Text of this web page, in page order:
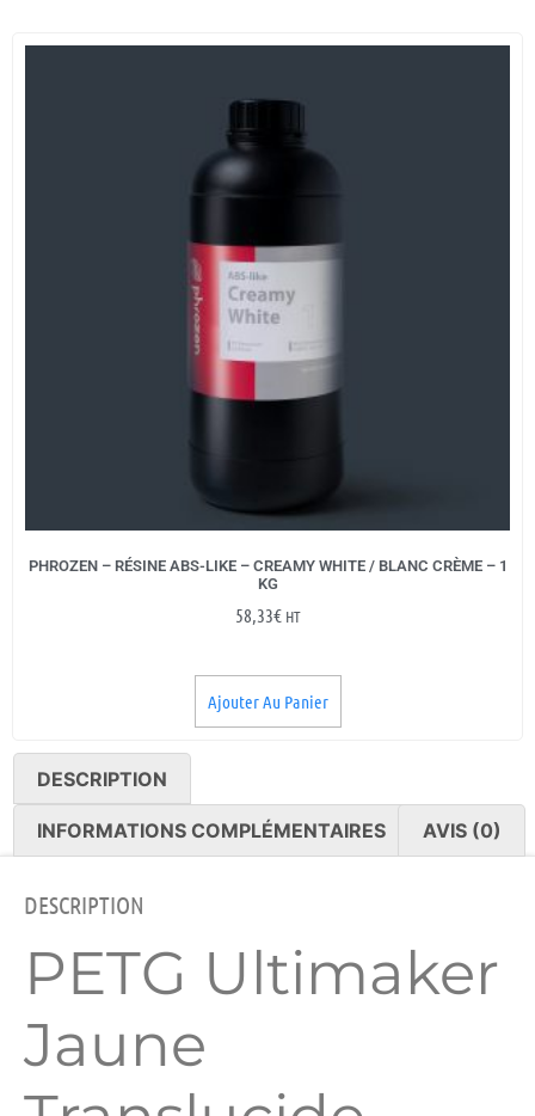
PHROZEN – RÉSINE ABS-LIKE – CREAMY WHITE / BLANC CRÈME – 1
KG
58,33€ HT
Ajouter Au Panier
DESCRIPTION
INFORMATIONS COMPLÉMENTAIRES AVIS (0)
DESCRIPTION
PETG Ultimaker
Jaune